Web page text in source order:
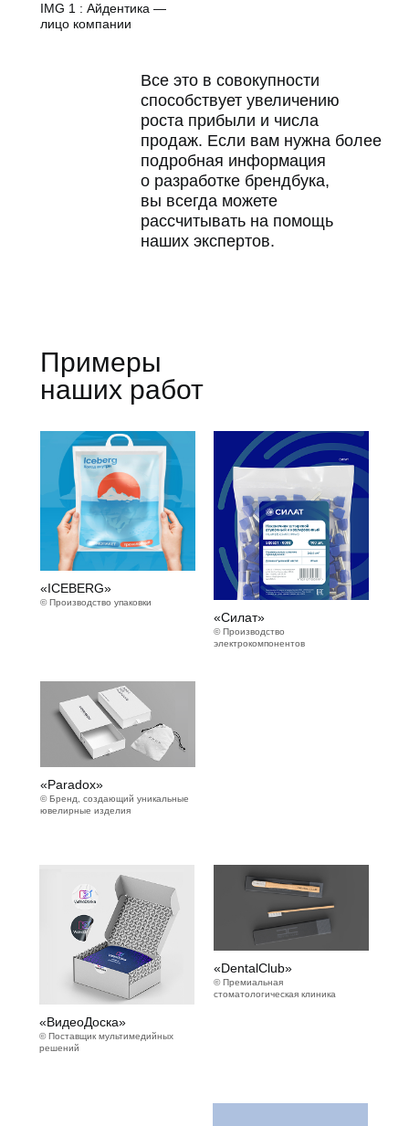
IMG 1 : Айдентика —
лицо компании
Все это в совокупности
способствует увеличению
роста прибыли и числа
продаж. Если вам нужна более
подробная информация
о разработке брендбука,
вы всегда можете
рассчитывать на помощь
наших экспертов.
Примеры
наших работ
«ICEBERG»
© Производство упаковки
«Силат»
© Производство
электрокомпонентов
«Paradox»
© Бренд, создающий уникальные
ювелирные изделия
«DentalClub»
© Премиальная
стоматологическая клиника
«ВидеоДоска»
© Поставщик мультимедийных
решений